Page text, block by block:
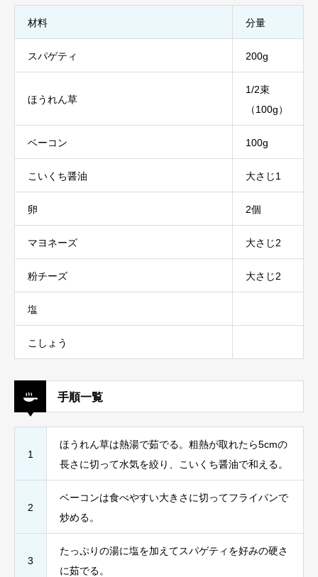
材料 分量
スパゲティ 200g
ほうれん草
1/2束
（100g）
ベーコン 100g
こいくち醤油 大さじ1
卵 2個
マヨネーズ 大さじ2
粉チーズ 大さじ2
塩
こしょう
手順一覧
1
ほうれん草は熱湯で茹でる。粗熱が取れたら5cmの
長さに切って水気を絞り、こいくち醤油で和える。
2
ベーコンは食べやすい大きさに切ってフライパンで
炒める。
3
たっぷりの湯に塩を加えてスパゲティを好みの硬さ
に茹でる。